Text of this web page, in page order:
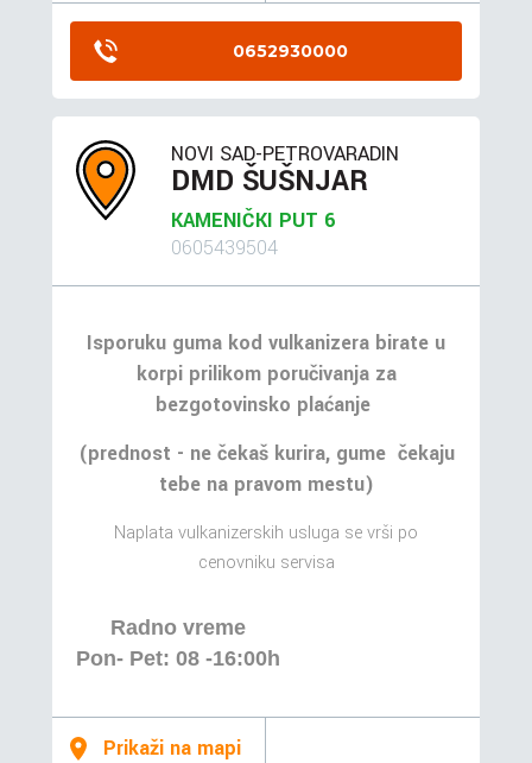
0652930000
NOVI SAD-PETROVARADIN
DMD ŠUŠNJAR
KAMENIČKI PUT 6
0605439504
Isporuku guma kod vulkanizera birate u
korpi prilikom poručivanja za
bezgotovinsko plaćanje
(prednost - ne čekaš kurira, gume čekaju
tebe na pravom mestu)
Naplata vulkanizerskih usluga se vrši po
cenovniku servisa
Radno vreme
Pon- Pet: 08 -16:00h
Prikaži na mapi